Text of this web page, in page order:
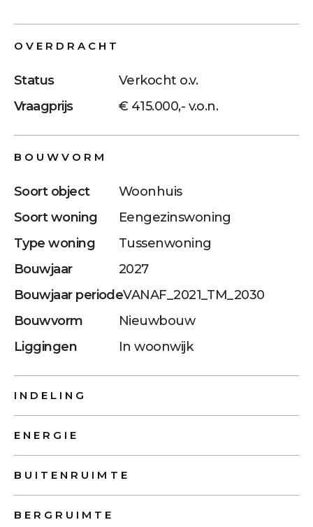
OVERDRACHT
Status
Verkocht o.v.
Vraagprijs
€ 415.000,- v.o.n.
BOUWVORM
Soort object
Woonhuis
Soort woning
Eengezinswoning
Type woning
Tussenwoning
Bouwjaar
2027
Bouwjaar periodeVANAF_2021_TM_2030
Bouwvorm
Nieuwbouw
Liggingen
In woonwijk
INDELING
ENERGIE
BUITENRUIMTE
BERGRUIMTE